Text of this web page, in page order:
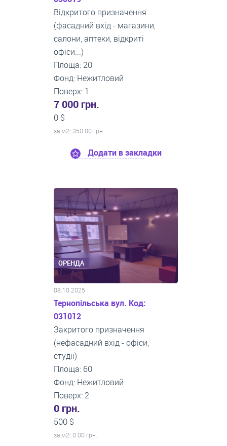
Відкритого призначення
(фасадний вхід - магазини,
салони, аптеки, відкриті
офіси...)
Площа: 20
Фонд: Нежитловий
Поверх: 1
7 000 грн.
0 $
за м2: 350.00 грн.
Додати в закладки
ОРЕНДА
08.10.2025
Тернопільська вул. Код:
031012
Закритого призначення
(нефасадний вхід - офіси,
студії)
Площа: 60
Фонд: Нежитловий
Поверх: 2
0 грн.
500 $
за м2: 0.00 грн.